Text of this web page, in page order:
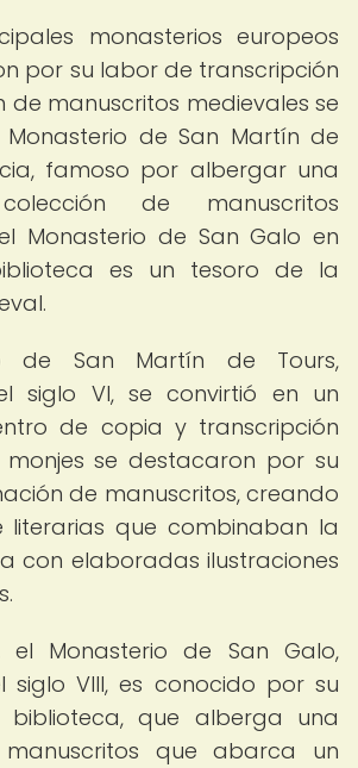
monasterios europeos
por su labor de transcripción
de manuscritos medievales se
de San Martín de
famoso por albergar una
de manuscritos
Monasterio de San Galo en
es un tesoro de la
de San Martín de Tours,
siglo VI, se convirtió en un
de copia y transcripción
monjes se destacaron por su
de manuscritos, creando
que combinaban la
con elaboradas ilustraciones
el Monasterio de San Galo,
VIII, es conocido por su
biblioteca, que alberga una
que abarca un